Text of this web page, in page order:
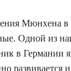
Мюнхена в
Одной из
в Германии
развивается